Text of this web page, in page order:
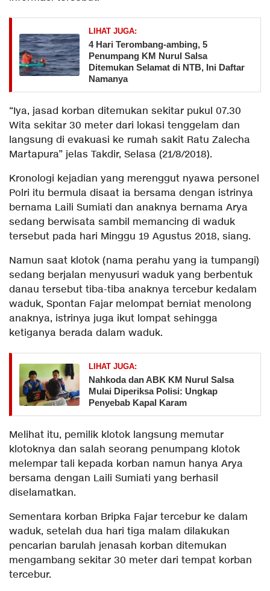
LIHAT JUGA:
​4 Hari Terombang-ambing, 5
Penumpang KM Nurul Salsa
Ditemukan Selamat di NTB, Ini Daftar
Namanya
“Iya, jasad korban ditemukan sekitar pukul 07.30
Wita sekitar 30 meter dari lokasi tenggelam dan
langsung di evakuasi ke rumah sakit Ratu Zalecha
Martapura” jelas Takdir, Selasa (21/8/2018).
Kronologi kejadian yang merenggut nyawa personel
Polri itu bermula disaat ia bersama dengan istrinya
bernama Laili Sumiati dan anaknya bernama Arya
sedang berwisata sambil memancing di waduk
tersebut pada hari Minggu 19 Agustus 2018, siang.
Namun saat klotok (nama perahu yang ia tumpangi)
sedang berjalan menyusuri waduk yang berbentuk
danau tersebut tiba-tiba anaknya tercebur kedalam
waduk, Spontan Fajar melompat berniat menolong
anaknya, istrinya juga ikut lompat sehingga
ketiganya berada dalam waduk.
LIHAT JUGA:
Nahkoda dan ABK KM Nurul Salsa
Mulai Diperiksa Polisi: Ungkap
Penyebab Kapal Karam
Melihat itu, pemilik klotok langsung memutar
klotoknya dan salah seorang penumpang klotok
melempar tali kepada korban namun hanya Arya
bersama dengan Laili Sumiati yang berhasil
diselamatkan.
Sementara korban Bripka Fajar tercebur ke dalam
waduk, setelah dua hari tiga malam dilakukan
pencarian barulah jenasah korban ditemukan
mengambang sekitar 30 meter dari tempat korban
tercebur.